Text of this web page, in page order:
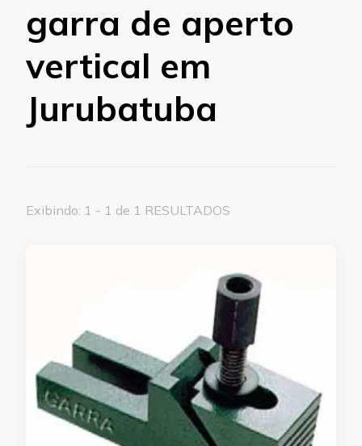
garra de aperto
vertical em
Jurubatuba
Exibindo: 1 - 1 de 1 RESULTADOS